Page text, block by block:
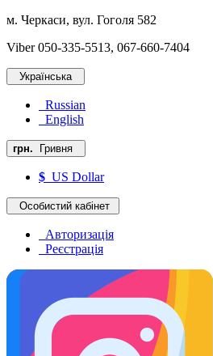
м. Черкаси, вул. Гоголя 582
Viber 050-335-5513, 067-660-7404
Українська
Russian
English
грн. Гривня
$ US Dollar
Особистий кабінет
Авторизація
Реєстрація